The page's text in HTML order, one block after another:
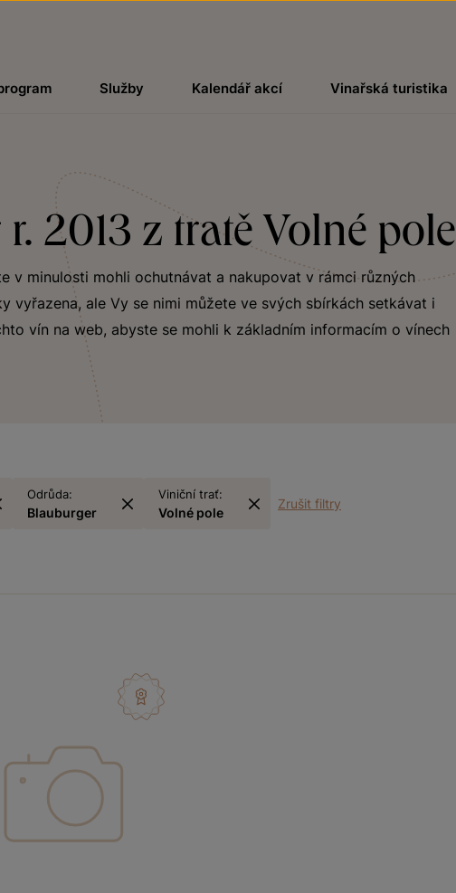
Služby Kalendář akcí Vinařská turistika
2013 z tratě Volné pole
v minulosti mohli ochutnávat a nakupovat v rámci různých
vyřazena, ale Vy se nimi můžete ve svých sbírkách setkávat i
vín na web, abyste se mohli k základním informacím o vínech
Odrůda:
Blauburger
Viniční trať:
Volné pole
Zrušit filtry